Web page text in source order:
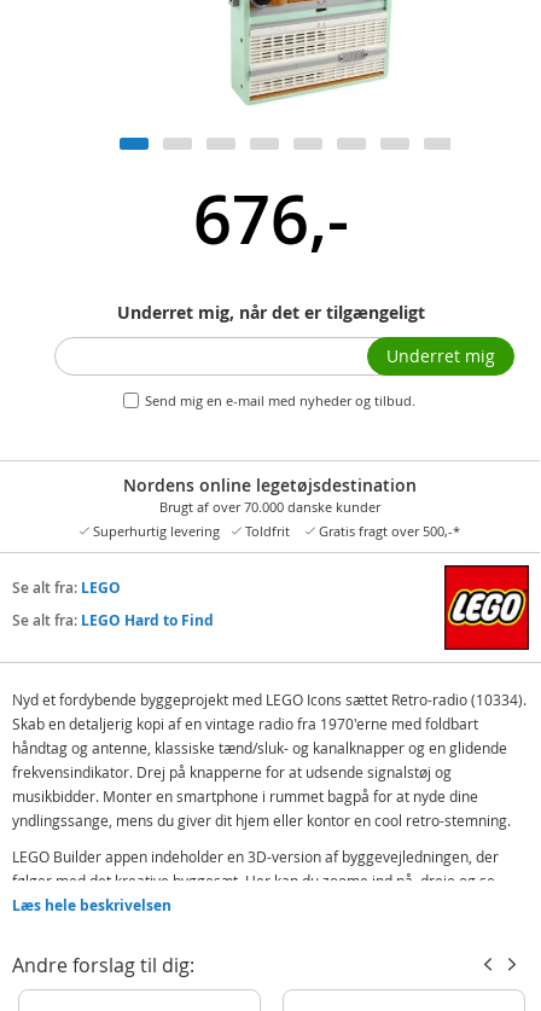
676,-
Underret mig, når det er tilgængeligt
Send mig en e-mail med nyheder og tilbud.
Underret mig
Nordens online legetøjsdestination
Brugt af over 70.000 danske kunder
Superhurtig levering
Toldfrit Gratis fragt over 500,-*
Se alt fra: LEGO
Se alt fra: LEGO Hard to Find
Nyd et fordybende byggeprojekt med LEGO Icons sættet Retro-radio (10334).
Skab en detaljerig kopi af en vintage radio fra 1970'erne med foldbart
håndtag og antenne, klassiske tænd/sluk- og kanalknapper og en glidende
frekvensindikator. Drej på knapperne for at udsende signalstøj og
musikbidder. Monter en smartphone i rummet bagpå for at nyde dine
yndlingssange, mens du giver dit hjem eller kontor en cool retro-stemning.
LEGO Builder appen indeholder en 3D-version af byggevejledningen, der
følger med det kreative byggesæt. Her kan du zoome ind på, dreje og se
modeller fra alle vinkler, mens du bygger. Med appen kan du også bygge
LEGO sættet vil være en perfekt fødselsdagsgave til voksne
Læs hele beskrivelsen
Andre forslag til dig: